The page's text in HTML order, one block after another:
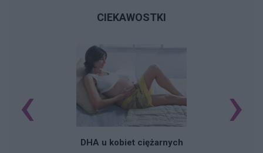
CIEKAWOSTKI
DHA u kobiet ciężarnych
‹ ›